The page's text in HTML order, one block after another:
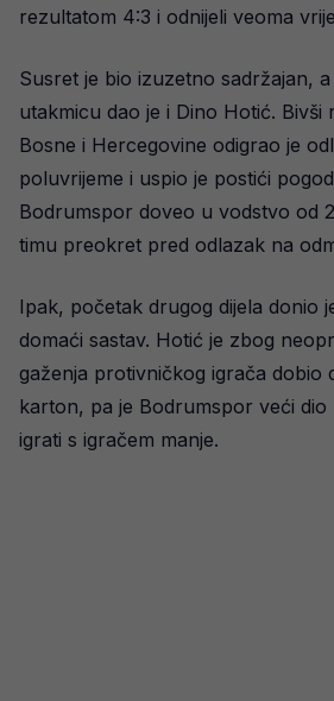
rezultatom 4:3 i odnijeli veoma
Susret je bio izuzetno sadržajan,
utakmicu dao je i Dino Hotić. Bivši
Bosne i Hercegovine odigrao je
poluvrijeme i uspio je postići
Bodrumspor doveo u vodstvo od
timu preokret pred odlazak na
Ipak, početak drugog dijela donio
domaći sastav. Hotić je zbog
gaženja protivničkog igrača dobio
karton, pa je Bodrumspor veći dio
igrati s igračem manje.